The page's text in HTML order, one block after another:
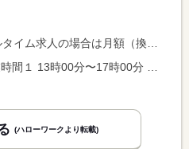
算額）、パート求人の場合は時間額を表示しています。
(ハローワークより転載)